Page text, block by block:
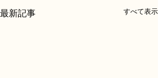
最新記事 すべて表示